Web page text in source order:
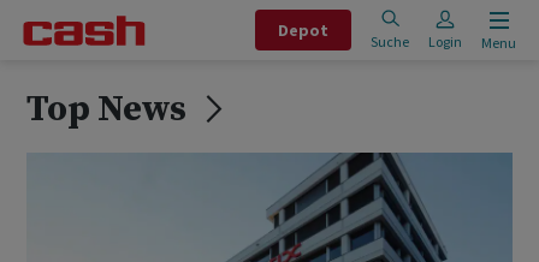
Depot
Suche Login Menu
Top News